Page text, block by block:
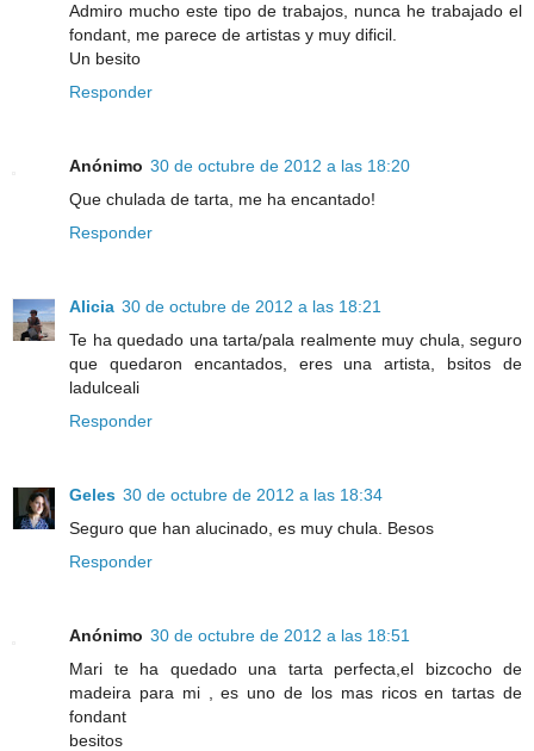
Admiro mucho este tipo de trabajos, nunca he trabajado el
fondant, me parece de artistas y muy dificil.
Un besito
Responder
Anónimo 30 de octubre de 2012 a las 18:20
Que chulada de tarta, me ha encantado!
Responder
Alicia 30 de octubre de 2012 a las 18:21
Te ha quedado una tarta/pala realmente muy chula, seguro
que quedaron encantados, eres una artista, bsitos de
ladulceali
Responder
Geles 30 de octubre de 2012 a las 18:34
Seguro que han alucinado, es muy chula. Besos
Responder
Anónimo 30 de octubre de 2012 a las 18:51
Mari te ha quedado una tarta perfecta,el bizcocho de
madeira para mi , es uno de los mas ricos en tartas de
fondant
besitos